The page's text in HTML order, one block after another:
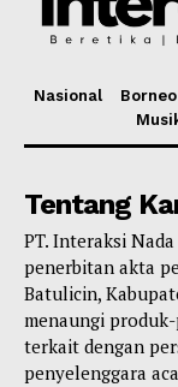
Nasional
Tentang
PT. Interaksi
penerbitan akta
Batulicin,
menaungi
terkait dengan
penyelenggara